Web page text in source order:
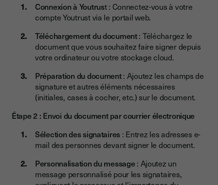
Connexion à Youtrust : Connectez-vous à votre
compte Youtrust via le portail web.
Téléchargement du document: Téléchargez le
document que vous souhaitez faire signer depuis
votre ordinateur ou votre stockage cloud.
Préparation du document: Ajoutez les champs de
signature et autres éléments nécessaires
(initiales, cases à cocher, etc.) sur le document.
Étape 2 : Envoi du document par courrier électronique
Sélection des signataires : Entrez les adresses e-
mail des personnes devant signer le document.
Personnalisation du message: Ajoutez un
message personnalisé pour les signataires,